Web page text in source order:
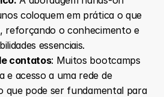
coloquem em prática o que
reforçando o conhecimento e
essenciais.
contatos: Muitos bootcamps
e acesso a uma rede de
que pode ser fundamental para